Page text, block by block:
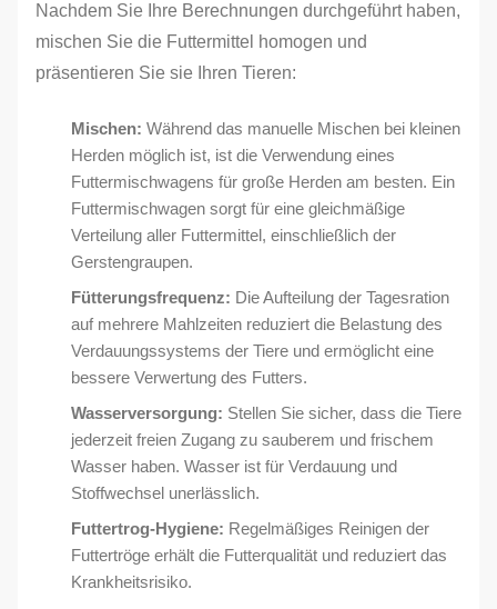
Nachdem Sie Ihre Berechnungen durchgeführt haben,
mischen Sie die Futtermittel homogen und
präsentieren Sie sie Ihren Tieren:
Mischen: Während das manuelle Mischen bei kleinen
Herden möglich ist, ist die Verwendung eines
Futtermischwagens für große Herden am besten. Ein
Futtermischwagen sorgt für eine gleichmäßige
Verteilung aller Futtermittel, einschließlich der
Gerstengraupen.
Fütterungsfrequenz: Die Aufteilung der Tagesration
auf mehrere Mahlzeiten reduziert die Belastung des
Verdauungssystems der Tiere und ermöglicht eine
bessere Verwertung des Futters.
Wasserversorgung: Stellen Sie sicher, dass die Tiere
jederzeit freien Zugang zu sauberem und frischem
Wasser haben. Wasser ist für Verdauung und
Stoffwechsel unerlässlich.
Futtertrog-Hygiene: Regelmäßiges Reinigen der
Futtertröge erhält die Futterqualität und reduziert das
Krankheitsrisiko.